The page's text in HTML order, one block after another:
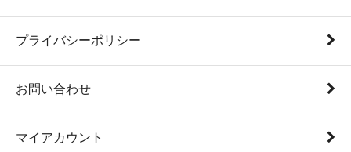
プライバシーポリシー
お問い合わせ
マイアカウント